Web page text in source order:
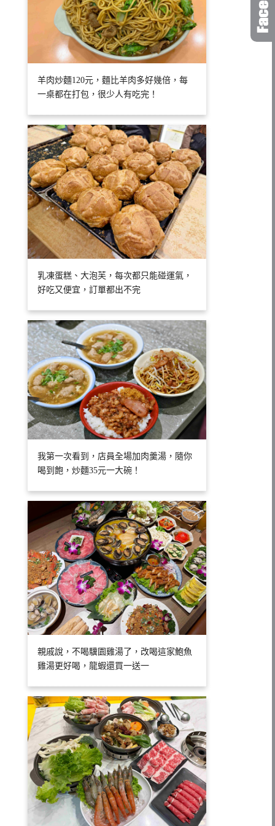
羊肉炒麵120元，麵比羊肉多好幾倍，每
一桌都在打包，很少人有吃完！
乳凍蛋糕、大泡芙，每次都只能碰運氣，
好吃又便宜，訂單都出不完
我第一次看到，店員全場加肉羹湯，隨你
喝到飽，炒麵35元一大碗！
親戚說，不喝驥園雞湯了，改喝這家鮑魚
雞湯更好喝，龍蝦還買一送一